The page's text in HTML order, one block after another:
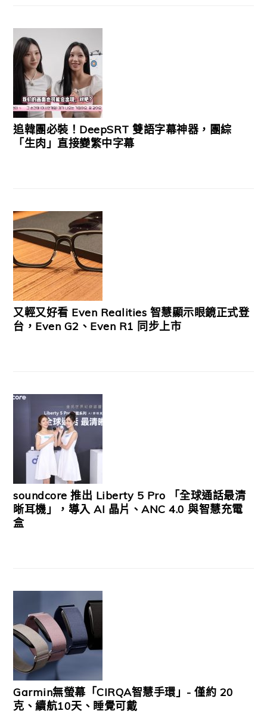
追韓團必裝！DeepSRT 雙語字幕神器，團綜
「生肉」直接變繁中字幕
又輕又好看 Even Realities 智慧顯示眼鏡正式登
台，Even G2、Even R1 同步上市
soundcore 推出 Liberty 5 Pro 「全球通話最清
晰耳機」，導入 AI 晶片、ANC 4.0 與智慧充電
盒
Garmin無螢幕「CIRQA智慧手環」- 僅約 20
克、續航10天、睡覺可戴